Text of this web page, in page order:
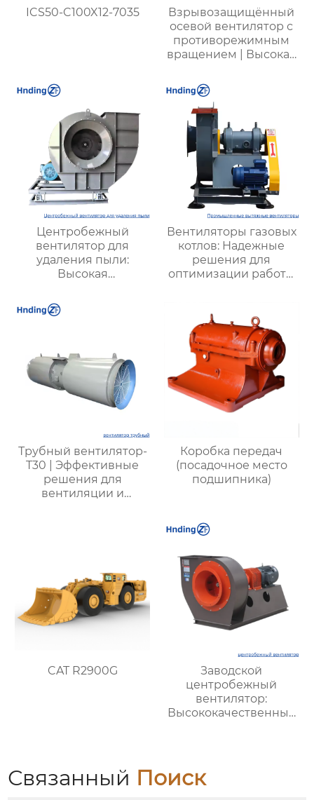
ICS50-C100X12-7035
Взрывозащищённый
осевой вентилятор с
противорежимным
вращением | Высокая
эффективность и
долговечность
Центробежный
вентилятор для
удаления пыли:
Высокая
надежность и
инновационные
систем очистки
воздуха
Вентиляторы газовых
котлов: Надежные
решения для
оптимизации работы
Трубный вентилятор-
T30 | Эффективные
решения для
вентиляции и
Коробка передач
(посадочное место
подшипника)
CAT R2900G
Заводской
центробежный
вентилятор:
Высококачественные
Связанный Поиск